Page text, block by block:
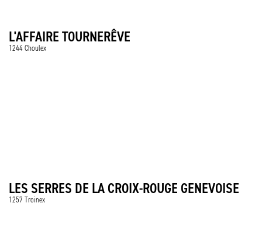
L'AFFAIRE TOURNERÊVE
1244 Choulex
LES SERRES DE LA CROIX-ROUGE GENEVOISE
1257 Troinex